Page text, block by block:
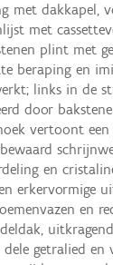
met dakkapel,
met
plint met
beraping en
links in de
door
vertoont
en
erkervormige
en
getralied en